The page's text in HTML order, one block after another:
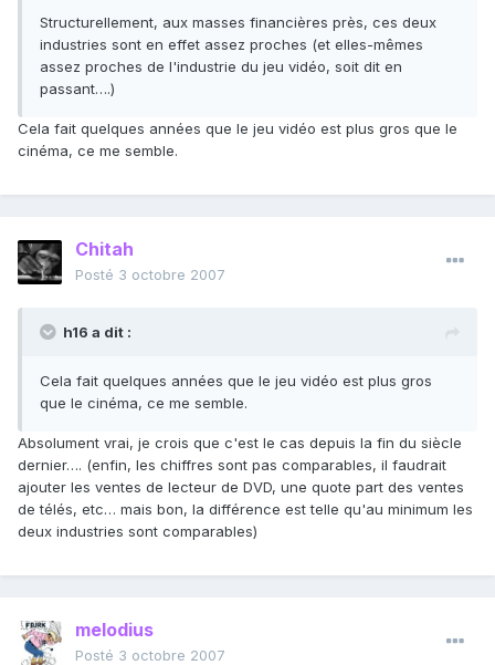
Structurellement, aux masses financières près, ces deux
industries sont en effet assez proches (et elles-mêmes
assez proches de l'industrie du jeu vidéo, soit dit en
passant….)
Cela fait quelques années que le jeu vidéo est plus gros que le
cinéma, ce me semble.
Chitah
Posté 3 octobre 2007
h16 a dit :
Cela fait quelques années que le jeu vidéo est plus gros
que le cinéma, ce me semble.
Absolument vrai, je crois que c'est le cas depuis la fin du siècle
dernier…. (enfin, les chiffres sont pas comparables, il faudrait
ajouter les ventes de lecteur de DVD, une quote part des ventes
de télés, etc… mais bon, la différence est telle qu'au minimum les
deux industries sont comparables)
melodius
Posté 3 octobre 2007